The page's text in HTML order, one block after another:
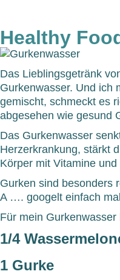
Healthy
Das Lieblingsgetränk
Gurkenwasser. Und ich
gemischt, schmeckt es
abgesehen wie gesund
Das Gurkenwasser
Herzerkrankung, stärkt
Körper mit Vitamine
Gurken sind besonders
A …. googelt einfach
Für mein
1/4
1 Gurke